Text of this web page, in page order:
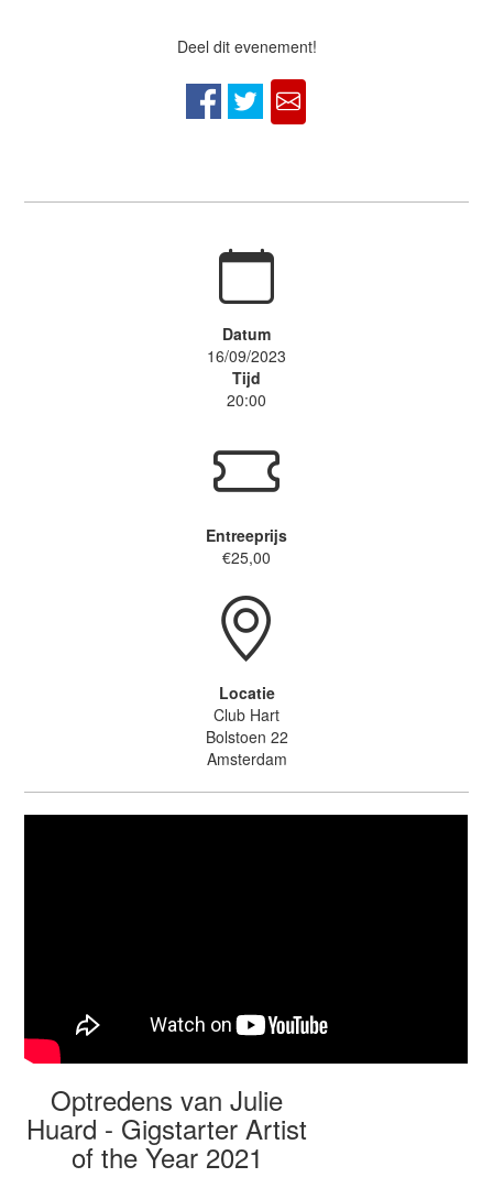
Deel dit evenement!
Datum
16/09/2023
Tijd
20:00
Entreeprijs
€25,00
Locatie
Club Hart
Bolstoen 22
Amsterdam
Optredens van Julie
Huard - Gigstarter Artist
of the Year 2021